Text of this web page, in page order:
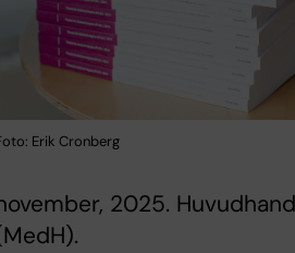
Erik Cronberg
2025.